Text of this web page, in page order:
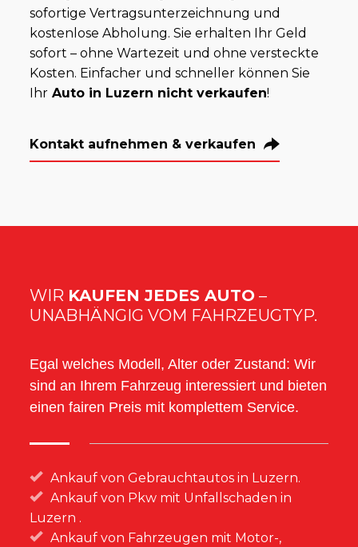
sofortige Vertragsunterzeichnung und
kostenlose Abholung. Sie erhalten Ihr Geld
sofort – ohne Wartezeit und ohne versteckte
Kosten. Einfacher und schneller können Sie
Ihr Auto in Luzern nicht verkaufen!
Kontakt aufnehmen & verkaufen
WIR KAUFEN JEDES AUTO –
UNABHÄNGIG VOM FAHRZEUGTYP.
Egal welches Modell, Alter oder Zustand: Wir
sind an Ihrem Fahrzeug interessiert und bieten
einen fairen Preis mit komplettem Service.
Ankauf von Gebrauchtautos in Luzern.
Ankauf von Pkw mit Unfallschaden in
Luzern .
Ankauf von Fahrzeugen mit Motor-,